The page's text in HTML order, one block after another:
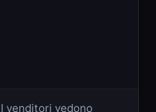
I venditori vedono